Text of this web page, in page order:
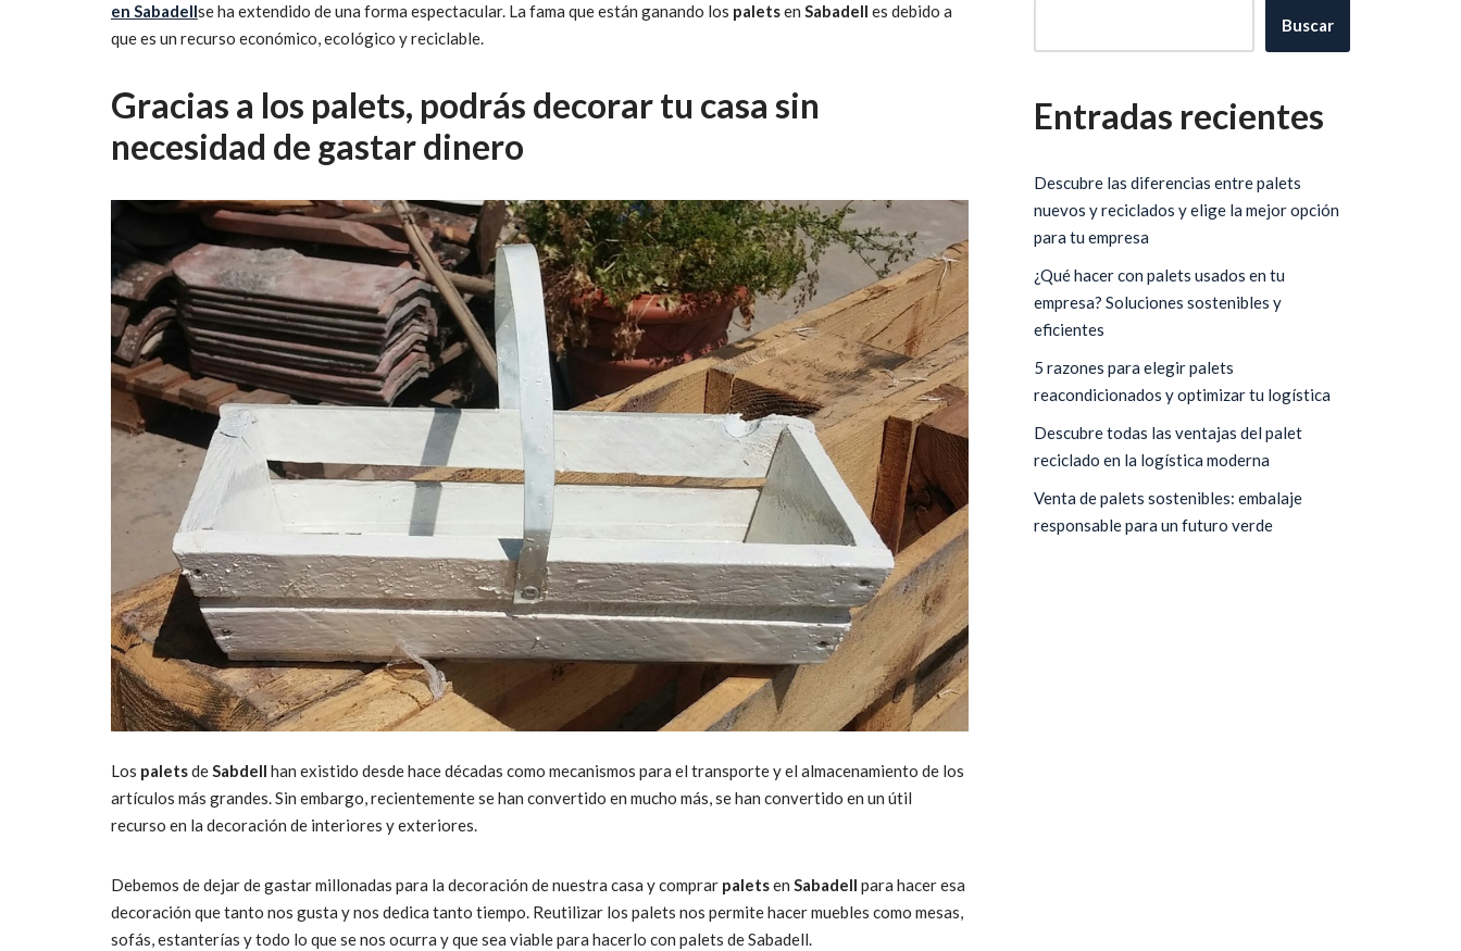
en Sabadellse ha extendido de una forma espectacular. La fama que están ganando los paletsen Sabadell es debido a
que es un recurso económico, ecológico y reciclable.
Gracias a los palets, podrás decorar tu casa sin
necesidad de gastar dinero
Los paletsdeSabdell han existido desde hace décadas como mecanismos para el transporte y el almacenamiento de los
artículos más grandes. Sin embargo, recientemente se han convertido en mucho más, se han convertido en un útil
recurso en la decoración de interiores y exteriores.
Debemos de dejar de gastar millonadas para la decoración de nuestra casa y comprar paletsen Sabadell para hacer esa
decoración que tanto nos gusta y nos dedica tanto tiempo. Reutilizar los palets nos permite hacer muebles como mesas,
sofás, estanterías y todo lo que se nos ocurra y que sea viable para hacerlo con palets de Sabadell.
Buscar
Entradas recientes
Descubre las diferencias entre palets
nuevos y reciclados y elige la mejor opción
para tu empresa
¿Qué hacer con palets usados en tu
empresa? Soluciones sostenibles y
eficientes
5 razones para elegir palets
reacondicionados y optimizar tu logística
Descubre todas las ventajas del palet
reciclado en la logística moderna
Venta de palets sostenibles: embalaje
responsable para un futuro verde